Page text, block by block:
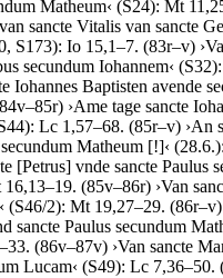
Matheum‹ (S24): Mt
sancte Vitalis van sancte
S173): Io 15,1–7. (83r–v) ›
secundum Iohannem‹
Iohannes Baptisten avende
›Ame tage sancte
Lc 1,57–68. (85r–v) ›An
Matheum [!]‹
[Petrus] vnde sancte Paulus
16,13–19. (85v–86r) ›Van
‹ (S46/2): Mt 19,27–29. (86r–v)
sancte Paulus secundum
(86v–87v) ›Van sancte
Lucam‹ (S49): Lc 7,36–50.